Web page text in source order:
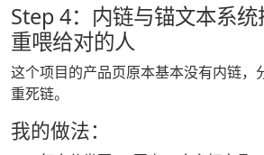
Step 4：内链与锚文本系
重喂给对的人
这个项目的产品页原本基本没有内链，
重死链。
我的做法：